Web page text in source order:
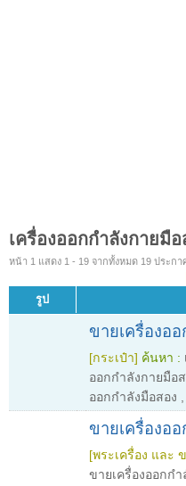
เครื่องออกกำลังกายมือ
หน้า 1 แสดง 1 - 19 จากทั้งหมด 19 ประกา
รูป
ขายเครื่องอ
[กระเป๋า] ค้นหา :
ออกกำลังกายมือ
ออกกำลังมือสอง
ขายเครื่องอ
[พระเครื่อง และ
ขายเครื่องออกกำ